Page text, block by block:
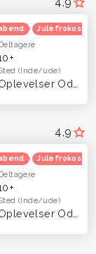
Julefrokost
(Inde/ude)
4,9
Julefrokost
(Inde/ude)